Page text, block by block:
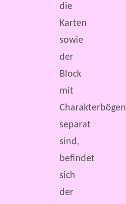
die
Karten
sowie
der
Block
mit
Charakterbögen
separat
sind,
befindet
sich
der